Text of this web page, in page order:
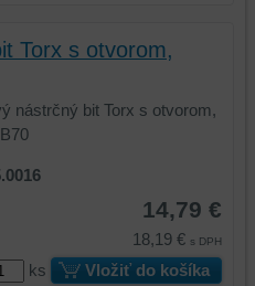
Torx s otvorom,
nástrčný bit Torx s otvorom,
14,79 €
18,19 € s DPH
ks Vložiť do košíka